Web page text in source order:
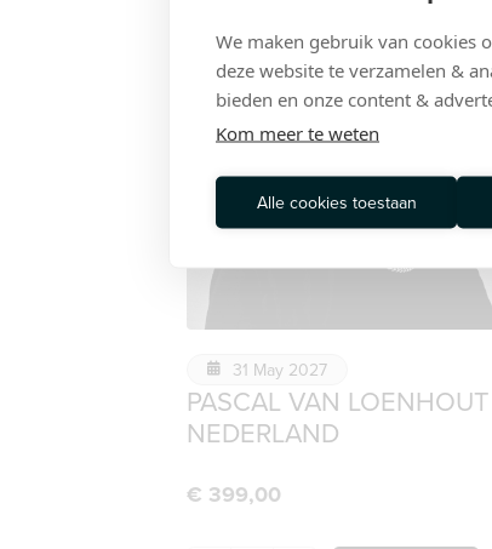
We maken gebruik van cookies
deze website te verzamelen &
bieden en onze content &
Kom meer te weten
Alle cookies toestaan
31 May 2027
PASCAL VAN LOENHOUT
NEDERLAND
€ 399,00